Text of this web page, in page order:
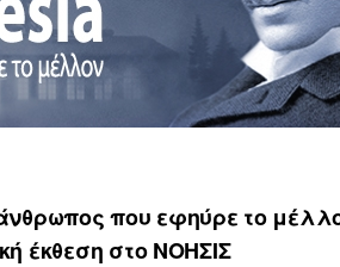
που εφηύρε το
έκθεση στο ΝΟΗΣΙΣ